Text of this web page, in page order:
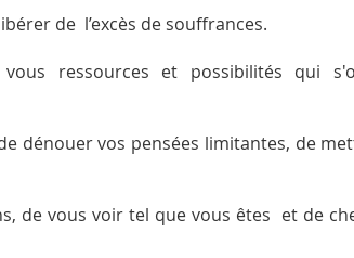
de l’excès de souffrances.
ressources et possibilités qui
dénouer vos pensées limitantes, de
de vous voir tel que vous êtes et de